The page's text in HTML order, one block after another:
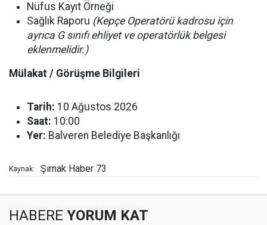
Nüfus Kayıt Örneği
Sağlık Raporu (Kepçe Operatörü kadrosu için
ayrıca G sınıfı ehliyet ve operatörlük belgesi
eklenmelidir.)
Mülakat / Görüşme Bilgileri
Tarih: 10 Ağustos 2026
Saat: 10:00
Yer: Balveren Belediye Başkanlığı
Kaynak: Şırnak Haber 73
HABERE YORUM KAT